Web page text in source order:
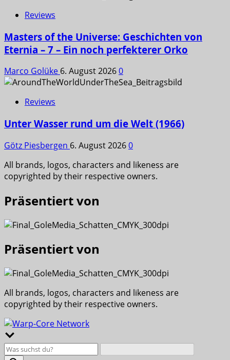
Reviews
Masters of the Universe: Geschichten von
Eternia – 7 – Ein noch perfekterer Orko
Marco Golüke 6. August 20260
Reviews
Unter Wasser rund um die Welt (1966)
Götz Piesbergen 6. August 20260
All brands, logos, characters and likeness are
copyrighted by their respective owners.
Präsentiert von
Präsentiert von
All brands, logos, characters and likeness are
copyrighted by their respective owners.